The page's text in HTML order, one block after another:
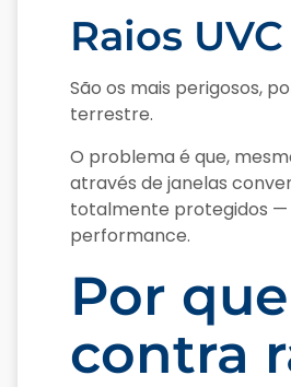
Raios UVC
São os mais perigosos,
terrestre.
O problema é que,
através de janelas
totalmente protegidos —
performance.
Por
contra